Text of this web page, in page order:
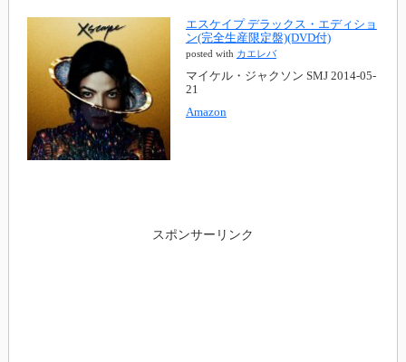
エスケイプ デラックス・エディショ
ン(完全生産限定盤)(DVD付)
posted with カエレバ
マイケル・ジャクソン SMJ 2014-05-
21
Amazon
スポンサーリンク